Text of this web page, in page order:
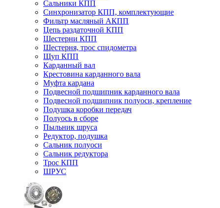
Сальники КПП
Синхронизатор КПП, комплектующие
Фильтр масляный АКПП
Цепь раздаточной КПП
Шестерни КПП
Шестерня, трос спидометра
Щуп КПП
Карданный вал
Крестовина карданного вала
Муфта кардана
Подвесной подшипник карданного вала
Подвесной подшипник полуоси, крепление
Подушка коробки передач
Полуось в сборе
Пыльник шруса
Редуктор, подушка
Сальник полуоси
Сальник редуктора
Трос КПП
ШРУС